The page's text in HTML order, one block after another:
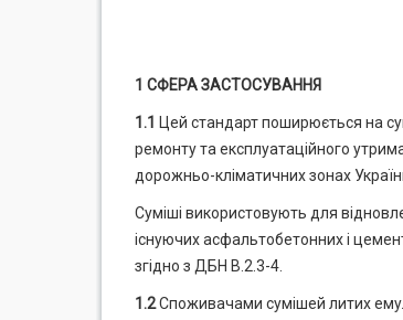
1 СФЕРА ЗАСТОСУВАННЯ
1 .1 Цей стандарт поширюється на
ремонту та експлуатаційного
дорожньо-кліматичних зонах
Суміші використовують для
існуючих асфальтобетонних і
згідно з ДБН В.2.3-4.
1.2Споживачами сумішей литих